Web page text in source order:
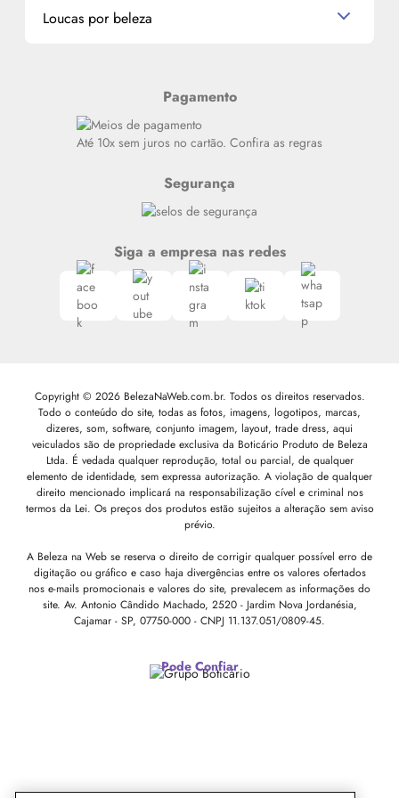
Miniaturas de Produtos de Cabelo
Meus endereços
Loucas por beleza
Siga nosso canal no Whatsapp
Pagamento
Até 10x sem juros no cartão. Confira as regras
Segurança
Siga a empresa nas redes
Copyright © 2026 BelezaNaWeb.com.br. Todos os direitos reservados.
Todo o conteúdo do site, todas as fotos, imagens, logotipos, marcas,
dizeres, som, software, conjunto imagem, layout, trade dress, aqui
veiculados são de propriedade exclusiva da Boticário Produto de Beleza
Ltda. É vedada qualquer reprodução, total ou parcial, de qualquer
elemento de identidade, sem expressa autorização. A violação de qualquer
direito mencionado implicará na responsabilização cível e criminal nos
termos da Lei. Os preços dos produtos estão sujeitos a alteração sem aviso
prévio.
A Beleza na Web se reserva o direito de corrigir qualquer possível erro de
digitação ou gráfico e caso haja divergências entre os valores ofertados
nos e-mails promocionais e valores do site, prevalecem as informações do
site. Av. Antonio Cândido Machado, 2520 - Jardim Nova Jordanésia,
Cajamar - SP, 07750-000 - CNPJ 11.137.051/0809-45.
Pode Confiar